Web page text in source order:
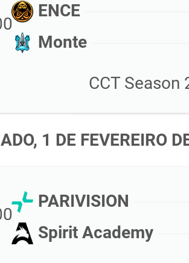
ENCE
Monte
CCT Season
1 DE FEVEREIRO
PARIVISION
Spirit Academy